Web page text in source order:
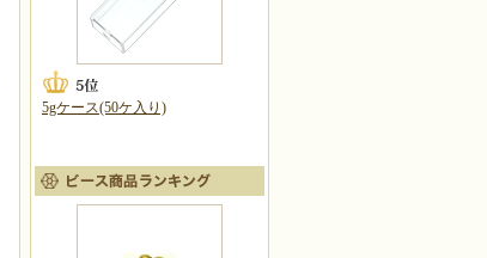
5gケース(50ケ入り)